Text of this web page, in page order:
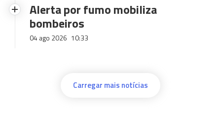
Alerta por fumo mobiliza
bombeiros
04 ago 2026 10:33
Carregar mais notícias